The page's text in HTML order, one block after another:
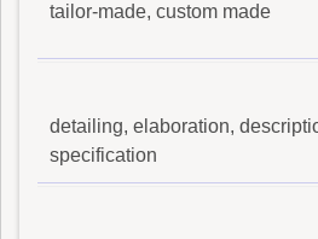
tailor-made, custom made
detailing, elaboration,
specification